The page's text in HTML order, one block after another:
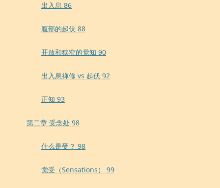
出入息 86
腹部的起伏 88
开放和狭窄的觉知 90
出入息禅修 vs 起伏 92
正知 93
第二章 受念处 98
什么是受？ 98
觉受（Sensations） 99